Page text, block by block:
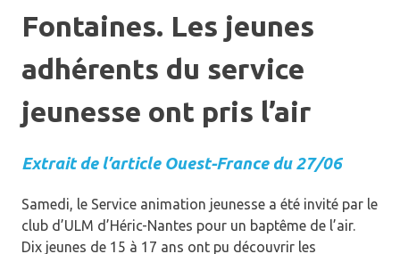
Fontaines. Les jeunes
adhérents du service
jeunesse ont pris l’air
Extrait de l’article Ouest-France du 27/06
Samedi, le Service animation jeunesse a été invité par le
club d’ULM d’Héric-Nantes pour un baptême de l’air.
Dix jeunes de 15 à 17 ans ont pu découvrir les